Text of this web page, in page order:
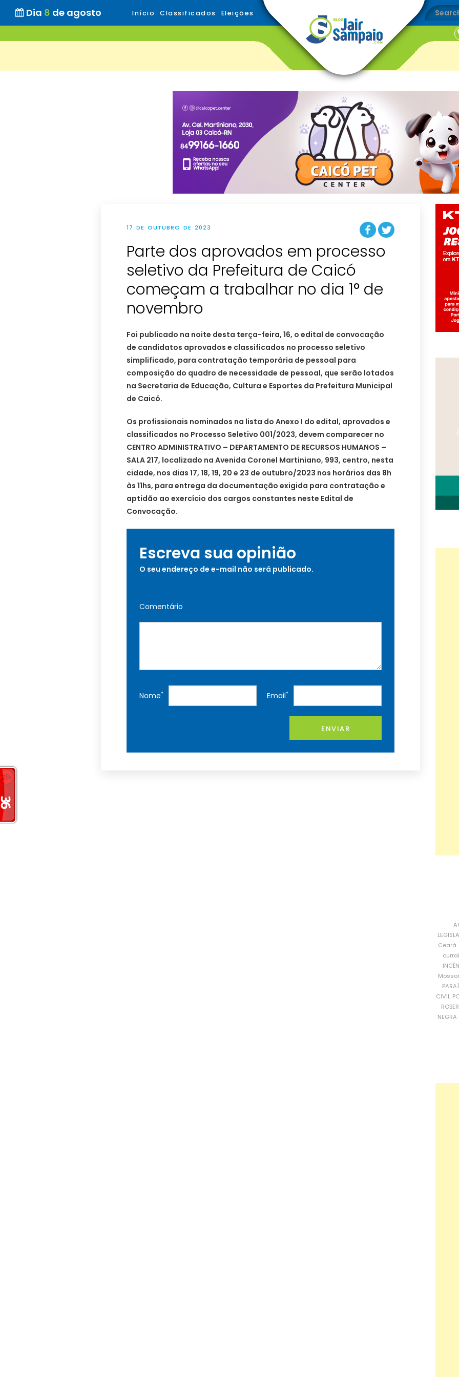
Dia 8 de agosto Início Classificados Eleições
17 DE OUTUBRO DE 2023
Parte dos aprovados em processo
seletivo da Prefeitura de Caicó
começam a trabalhar no dia 1° de
novembro
Foi publicado na noite desta terça-feira, 16, o edital de convocação
de candidatos aprovados e classificados no processo seletivo
simplificado, para contratação temporária de pessoal para
composição do quadro de necessidade de pessoal, que serão lotados
na Secretaria de Educação, Cultura e Esportes da Prefeitura Municipal
de Caicó.
Os profissionais nominados na lista do Anexo I do edital, aprovados e
classificados no Processo Seletivo 001/2023, devem comparecer no
CENTRO ADMINISTRATIVO – DEPARTAMENTO DE RECURSOS HUMANOS –
SALA 217, localizado na Avenida Coronel Martiniano, 993, centro, nesta
cidade, nos dias 17, 18, 19, 20 e 23 de outubro/2023 nos horários das 8h
às 11hs, para entrega da documentação exigida para contratação e
aptidão ao exercício dos cargos constantes neste Edital de
Convocação.
Escreva sua opinião
O seu endereço de e-mail não será publicado.
Comentário
Nome* Email*
ENVIAR
Ceará
CIVIL
NEGRA